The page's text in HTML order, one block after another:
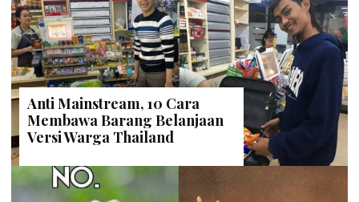
Anti Mainstream, 10 Cara
Membawa Barang Belanjaan
Versi Warga Thailand